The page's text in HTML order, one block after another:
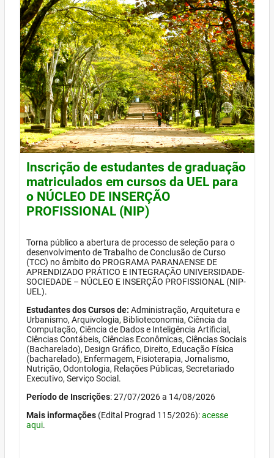
Inscrição de estudantes de graduação
matriculados em cursos da UEL para
o NÚCLEO DE INSERÇÃO
PROFISSIONAL (NIP)
Torna público a abertura de processo de seleção para o
desenvolvimento de Trabalho de Conclusão de Curso
(TCC) no âmbito do PROGRAMA PARANAENSE DE
APRENDIZADO PRÁTICO E INTEGRAÇÃO UNIVERSIDADE-
SOCIEDADE – NÚCLEO E INSERÇÃO PROFISSIONAL (NIP-
UEL).
Estudantes dos Cursos de: Administração, Arquitetura e
Urbanismo, Arquivologia, Biblioteconomia, Ciência da
Computação, Ciência de Dados e Inteligência Artificial,
Ciências Contábeis, Ciências Econômicas, Ciências Sociais
(Bacharelado), Design Gráfico, Direito, Educação Física
(bacharelado), Enfermagem, Fisioterapia, Jornalismo,
Nutrição, Odontologia, Relações Públicas, Secretariado
Executivo, Serviço Social.
Período de Inscrições: 27/07/2026 a 14/08/2026
Mais informações (Edital Prograd 115/2026):acesse
aqui.